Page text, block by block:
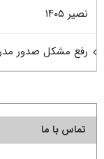
نصیر ۱۴۰۵
رفع مشکل صدور
تماس با ما